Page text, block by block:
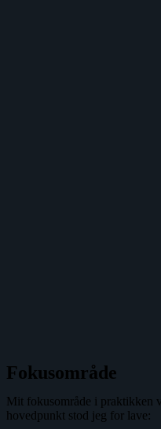
Fokusområde
Mit fokusområde i praktikken
hovedpunkt stod jeg for lave: